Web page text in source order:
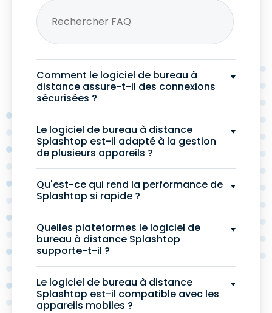
Comment le logiciel de bureau à
distance assure-t-il des connexions
sécurisées ?
Le logiciel de bureau à distance
Splashtop est-il adapté à la gestion
de plusieurs appareils ?
Qu'est-ce qui rend la performance de
Splashtop si rapide ?
Quelles plateformes le logiciel de
bureau à distance Splashtop
supporte-t-il ?
Le logiciel de bureau à distance
Splashtop est-il compatible avec les
appareils mobiles ?